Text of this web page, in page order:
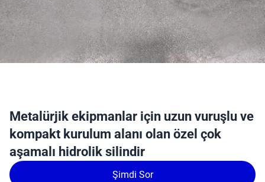
Metalürjik ekipmanlar için uzun vuruşlu ve
kompakt kurulum alanı olan özel çok
aşamalı hidrolik silindir
Şimdi Sor